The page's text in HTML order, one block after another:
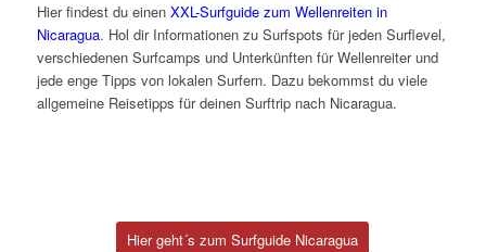
Hier findest du einen XXL-Surfguide zum Wellenreiten in
Nicaragua. Hol dir Informationen zu Surfspots für jeden Surflevel,
verschiedenen Surfcamps und Unterkünften für Wellenreiter und
jede enge Tipps von lokalen Surfern. Dazu bekommst du viele
allgemeine Reisetipps für deinen Surftrip nach Nicaragua.
Hier geht´s zum Surfguide Nicaragua